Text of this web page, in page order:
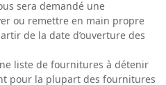
sera demandé une
ou remettre en main propre
de la date d’ouverture des
liste de fournitures à détenir
pour la plupart des fournitures